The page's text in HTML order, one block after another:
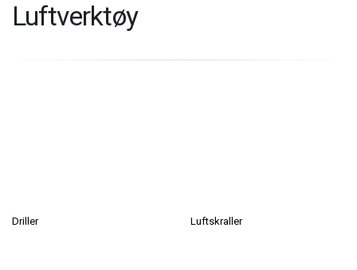
Luftverktøy
Driller Luftskraller